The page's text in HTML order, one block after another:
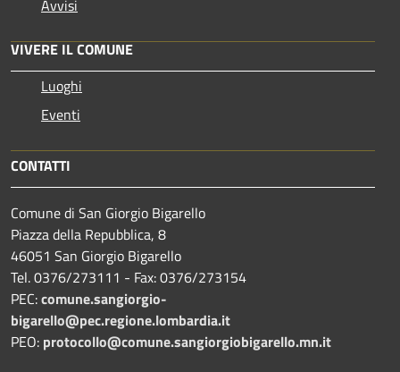
Avvisi
VIVERE IL COMUNE
Luoghi
Eventi
CONTATTI
Comune di San Giorgio Bigarello
Piazza della Repubblica, 8
46051 San Giorgio Bigarello
Tel. 0376/273111 - Fax: 0376/273154
PEC:comune.sangiorgio-
bigarello@pec.regione.lombardia.it
PEO: protocollo@comune.sangiorgiobigarello.mn.it